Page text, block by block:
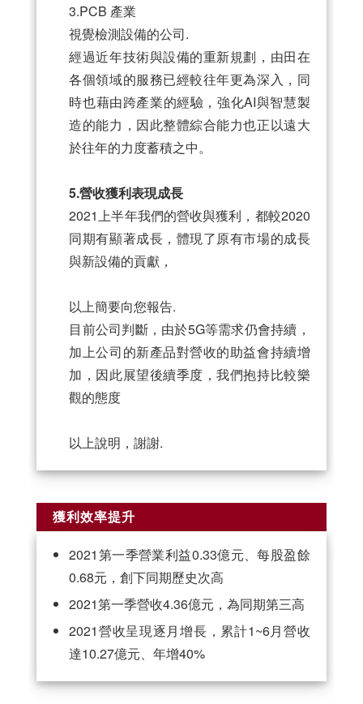
3.PCB 產業
視覺檢測設備的公司.
經過近年技術與設備的重新規劃，由田在
各個領域的服務已經較往年更為深入，同
時也藉由跨產業的經驗，強化AI與智慧製
造的能力，因此整體綜合能力也正以遠大
於往年的力度蓄積之中。
5.營收獲利表現成長
2021上半年我們的營收與獲利，都較2020
同期有顯著成長，體現了原有市場的成長
與新設備的貢獻，
以上簡要向您報告.
目前公司判斷，由於5G等需求仍會持續，
加上公司的新產品對營收的助益會持續增
加，因此展望後續季度，我們抱持比較樂
觀的態度
以上說明，謝謝.
獲利效率提升
2021第一季營業利益0.33億元、每股盈餘
0.68元，創下同期歷史次高
2021第一季營收4.36億元，為同期第三高
2021營收呈現逐月增長，累計1~6月營收
達10.27億元、年增40%